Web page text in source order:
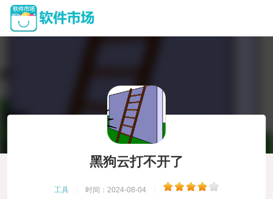
黑狗云打不开了
工具 时间：2024-08-04